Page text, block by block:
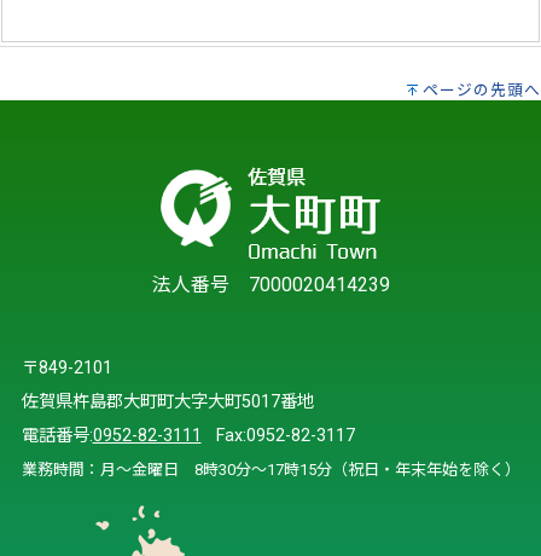
ページの先頭へ
法人番号 7000020414239
〒849-2101
佐賀県杵島郡大町町大字大町5017番地
電話番号:0952-82-3111 Fax:0952-82-3117
業務時間：月～金曜日 8時30分～17時15分（祝日・年末年始を除く）